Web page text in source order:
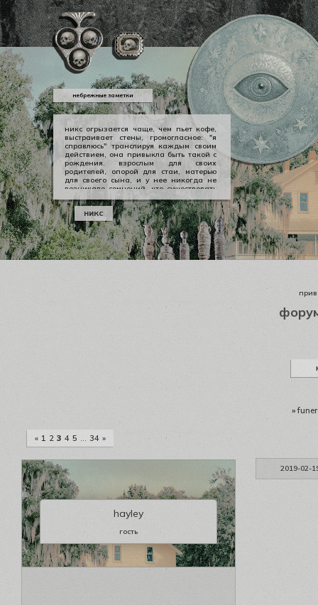
никс огрызается чаще, чем пьет кофе,
выстраивает стены, громогласное: "я
справлюсь" транслируя каждым своим
действием, она привыкла быть такой с
рождения. взрослым для своих
родителей, опорой для стаи, матерью
для своего сына, и у нее никогда не
возникало сомнений, что существовать
можно в принципе своем как-то иначе.
у никс опора — она сама, даже если
уже давно изломанная, совершенно
ненадежная, но помощи она просит
тогда, когда не остается уже выбора.
никс
небрежные заметки
»
« 1 2 3 4 5 … 34 »
2019-02-
hayley
гость